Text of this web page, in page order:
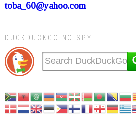
toba_60@yahoo.com
DUCKDUCKGO NO SPY